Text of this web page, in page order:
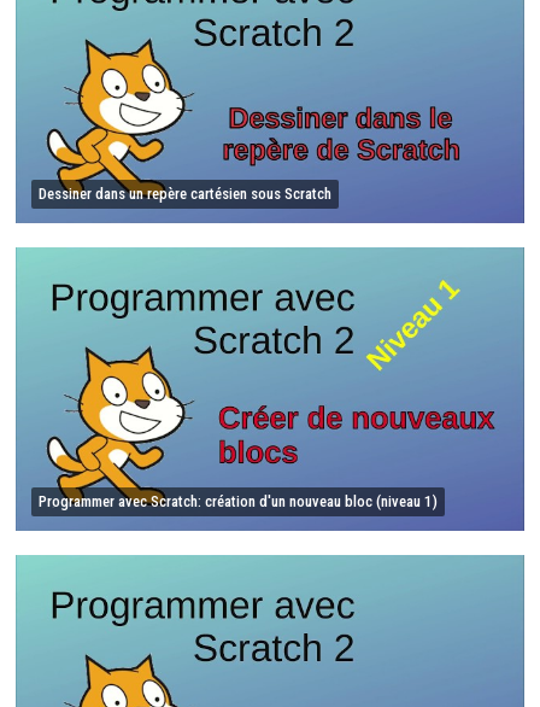
Dessiner dans un repère cartésien sous Scratch
Programmer avec Scratch: création d'un nouveau bloc (niveau 1)